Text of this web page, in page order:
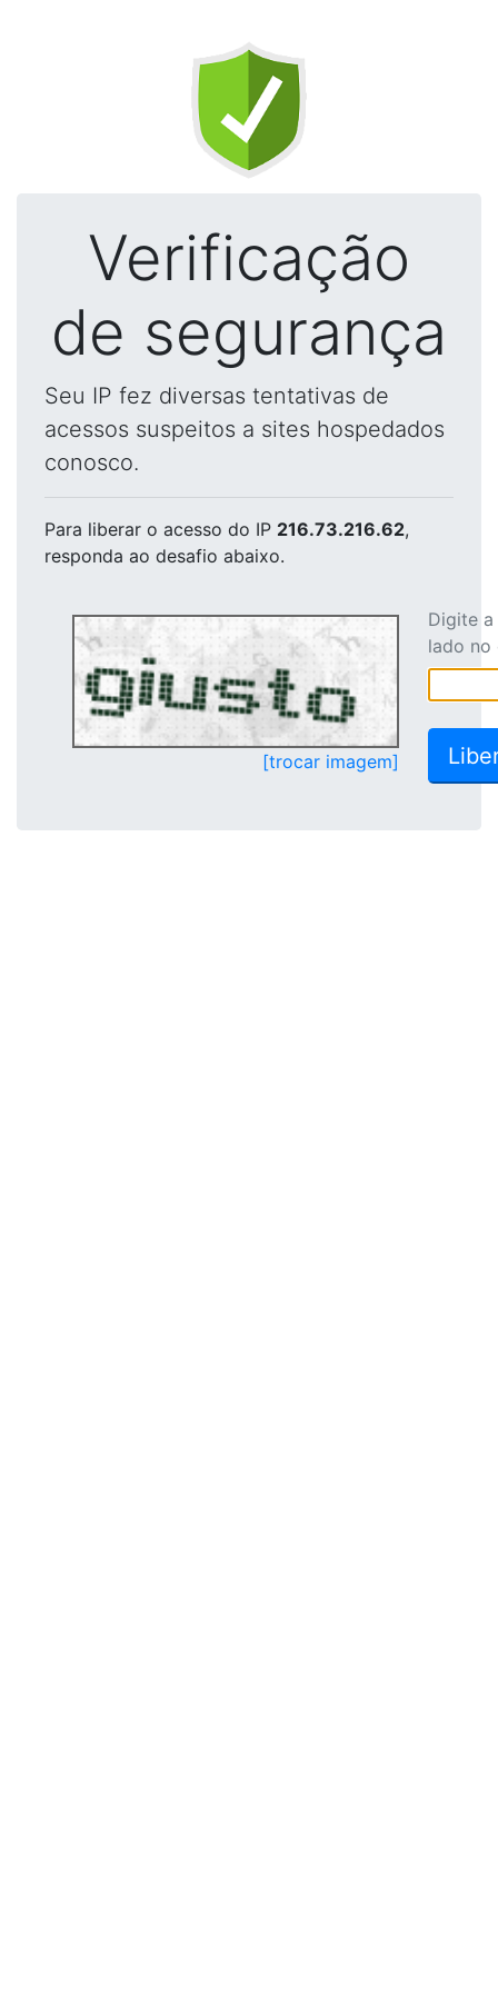
Verificação
de segurança
Seu IP fez diversas tentativas de
acessos suspeitos a sites hospedados
conosco.
Para liberar o acesso do IP 216.73.216.62,
responda ao desafio abaixo.
[trocar imagem]
Digite
lado no